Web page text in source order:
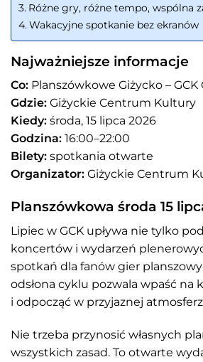
Różne gry, różne tempo, wspólna
Wakacyjne spotkanie bez ekranów
Najważniejsze informacje
Co: Planszówkowe Giżycko – GCK
Gdzie: Giżyckie Centrum Kultury
Kiedy: środa, 15 lipca 2026
Godzina: 16:00–22:00
Bilety: spotkania otwarte
Organizator: Giżyckie Centrum
Planszówkowa środa 15
Lipiec w GCK upływa nie tylko
koncertów i wydarzeń
spotkań dla fanów gier
odsłona cyklu pozwala wpaść na
i odpocząć w przyjaznej
Nie trzeba przynosić własnych
wszystkich zasad. To otwarte